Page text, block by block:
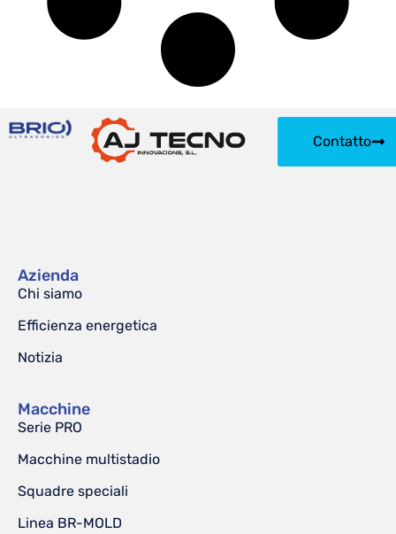
Contatto
Azienda
Chi siamo
Efficienza energetica
Notizia
Macchine
Serie PRO
Macchine multistadio
Squadre speciali
Linea BR-MOLD